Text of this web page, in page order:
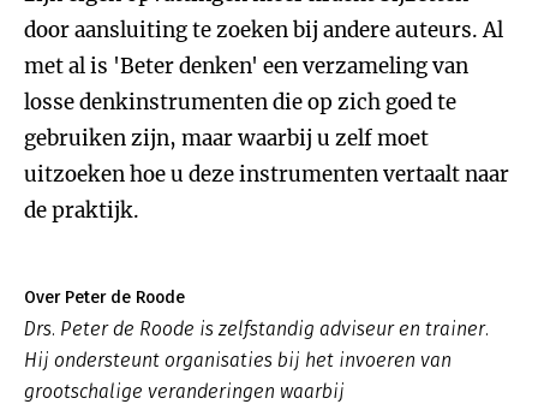
door aansluiting te zoeken bij andere auteurs. Al
met al is 'Beter denken' een verzameling van
losse denkinstrumenten die op zich goed te
gebruiken zijn, maar waarbij u zelf moet
uitzoeken hoe u deze instrumenten vertaalt naar
de praktijk.
Over Peter de Roode
Drs. Peter de Roode is zelfstandig adviseur en trainer.
Hij ondersteunt organisaties bij het invoeren van
grootschalige veranderingen waarbij